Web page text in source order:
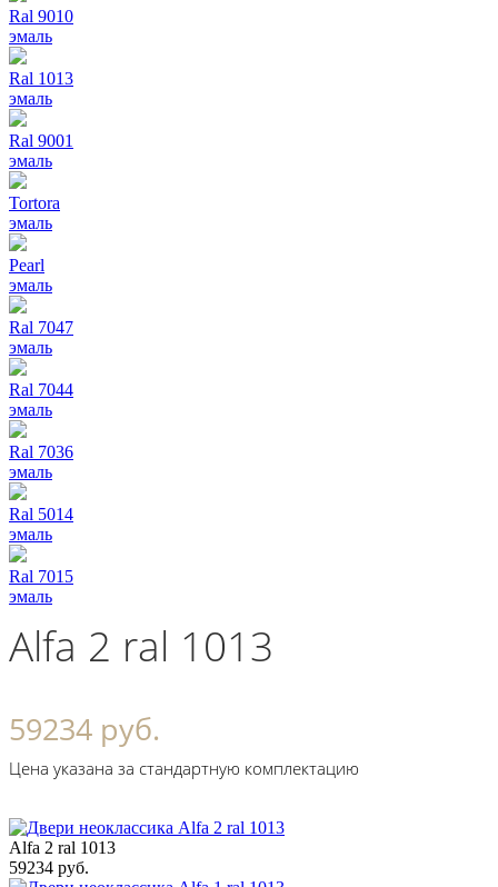
Ral 9010
эмаль
Ral 1013
эмаль
Ral 9001
эмаль
Tortora
эмаль
Pearl
эмаль
Ral 7047
эмаль
Ral 7044
эмаль
Ral 7036
эмаль
Ral 5014
эмаль
Ral 7015
эмаль
Alfa 2 ral 1013
59234 руб.
Цена указана за стандартную комплектацию
Alfa 2 ral 1013
59234 руб.